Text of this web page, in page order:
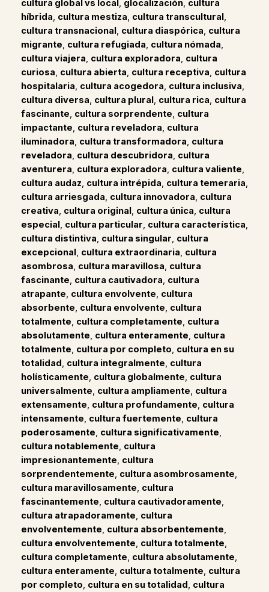
cultura global vs local, glocalización, cultura
híbrida, cultura mestiza, cultura transcultural,
cultura transnacional, cultura diaspórica, cultura
migrante, cultura refugiada, cultura nómada,
cultura viajera, cultura exploradora, cultura
curiosa, cultura abierta, cultura receptiva, cultura
hospitalaria, cultura acogedora, cultura inclusiva,
cultura diversa, cultura plural, cultura rica, cultura
fascinante, cultura sorprendente, cultura
impactante, cultura reveladora, cultura
iluminadora, cultura transformadora, cultura
reveladora, cultura descubridora, cultura
aventurera, cultura exploradora, cultura valiente,
cultura audaz, cultura intrépida, cultura temeraria,
cultura arriesgada, cultura innovadora, cultura
creativa, cultura original, cultura única, cultura
especial, cultura particular, cultura característica,
cultura distintiva, cultura singular, cultura
excepcional, cultura extraordinaria, cultura
asombrosa, cultura maravillosa, cultura
fascinante, cultura cautivadora, cultura
atrapante, cultura envolvente, cultura
absorbente, cultura envolvente, cultura
totalmente, cultura completamente, cultura
absolutamente, cultura enteramente, cultura
totalmente, cultura por completo, cultura en su
totalidad, cultura integralmente, cultura
holísticamente, cultura globalmente, cultura
universalmente, cultura ampliamente, cultura
extensamente, cultura profundamente, cultura
intensamente, cultura fuertemente, cultura
poderosamente, cultura significativamente,
cultura notablemente, cultura
impresionantemente, cultura
sorprendentemente, cultura asombrosamente,
cultura maravillosamente, cultura
fascinantemente, cultura cautivadoramente,
cultura atrapadoramente, cultura
envolventemente, cultura absorbentemente,
cultura envolventemente, cultura totalmente,
cultura completamente, cultura absolutamente,
cultura enteramente, cultura totalmente, cultura
por completo, cultura en su totalidad, cultura